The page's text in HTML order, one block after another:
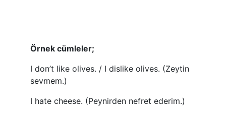
Örnek cümleler;
I don’t like olives. / I dislike olives. (Zeytin
sevmem.)
I hate cheese. (Peynirden nefret ederim.)